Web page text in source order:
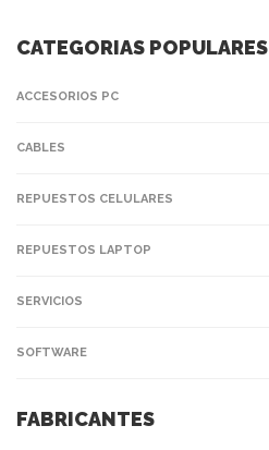
CATEGORIAS POPULARES
ACCESORIOS PC
CABLES
REPUESTOS CELULARES
REPUESTOS LAPTOP
SERVICIOS
SOFTWARE
FABRICANTES